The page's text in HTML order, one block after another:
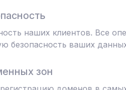
наших клиентов. Все
безопасность ваших
зон